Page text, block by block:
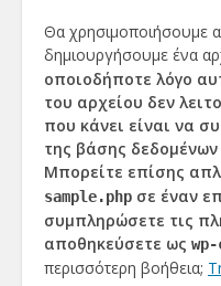
Θα χρησιμοποιήσουμε
δημιουργήσουμε ένα
οποιοδήποτε λόγο
του αρχείου δεν
που κάνει είναι να
της βάσης
Μπορείτε επίσης
sample.php σε έναν
συμπληρώσετε τις
αποθηκεύσετε ως
περισσότερη βοήθεια;